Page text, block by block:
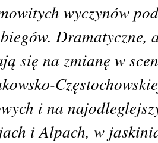
wyczynów
Dramatyczne,
się na zmianę w
i na
i Alpach, w